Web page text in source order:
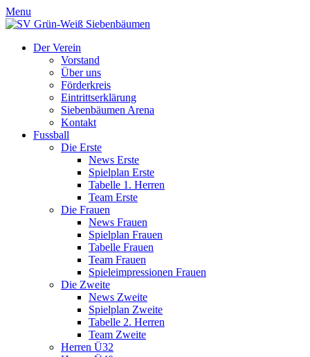
Menu
Der Verein
Vorstand
Über uns
Förderkreis
Eintrittserklärung
Siebenbäumen Arena
Kontakt
Fussball
Die Erste
News Erste
Spielplan Erste
Tabelle 1. Herren
Team Erste
Die Frauen
News Frauen
Spielplan Frauen
Tabelle Frauen
Team Frauen
Spieleimpressionen Frauen
Die Zweite
News Zweite
Spielplan Zweite
Tabelle 2. Herren
Team Zweite
Herren Ü32